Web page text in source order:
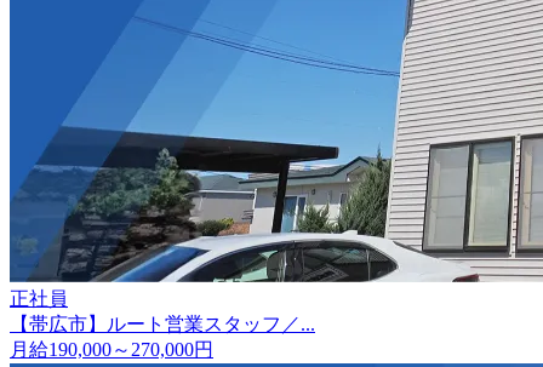
正社員
【帯広市】ルート営業スタッフ／...
月給190,000～270,000円